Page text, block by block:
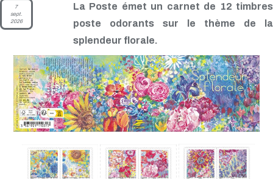
7
sept.
2026
La Poste émet un carnet de 12 timbres
poste odorants sur le thème de la
splendeur florale.